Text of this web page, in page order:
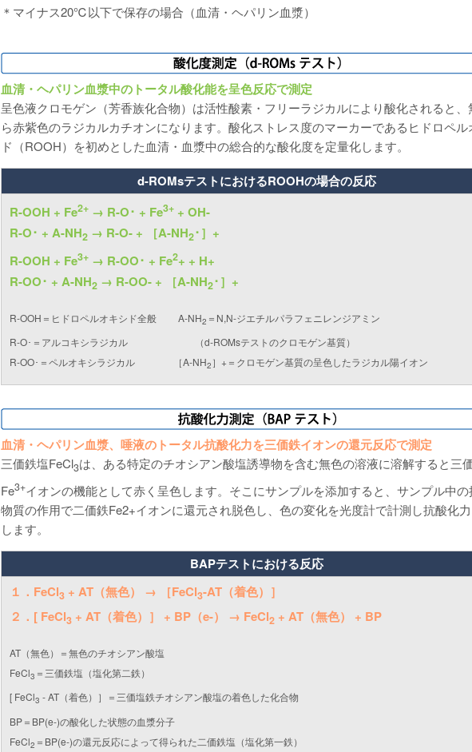
＊マイナス20℃以下で保存の場合（血清・ヘパリン血漿）
血清・ヘパリン血漿中のトータル酸化能を呈色反応で測定
呈色液クロモゲン（芳香族化合物）は活性酸素・フリーラジカルにより酸化されると、
ら赤紫色のラジカルカチオンになります。酸化ストレス度のマーカーであるヒドロペル
ド（ROOH）を初めとした血清・血漿中の総合的な酸化度を定量化します。
d-ROMsテストにおけるROOHの場合の反応
R-OOH + Fe2+ → R-O･ + Fe3+ + OH-
R-O･ + A-NH2 → R-O- + ［A-NH2･］+
R-OOH + Fe3+ → R-OO･ + Fe2+ + H+
R-OO･ + A-NH2 → R-OO- + ［A-NH2･］+
R-OOH＝ヒドロペルオキシド全般 A-NH2 ＝N,N-ジエチルパラフェニレンジアミン
R-O･＝アルコキシラジカル （d-ROMsテストのクロモゲン基質）
R-OO･＝ペルオキシラジカル ［A-NH2 ］+＝クロモゲン基質の呈色したラジカル陽イオン
血清・ヘパリン血漿、唾液のトータル抗酸化力を三価鉄イオンの還元反応で測定
三価鉄塩FeCl3は、ある特定のチオシアン酸塩誘導物を含む無色の溶液に溶解すると三
Fe3+イオンの機能として赤く呈色します。そこにサンプルを添加すると、サンプル中
物質の作用で二価鉄Fe2+イオンに還元され脱色し、色の変化を光度計で計測し抗酸化
します。
BAPテストにおける反応
１．FeCl3 + AT（無色） → ［FeCl3-AT（着色）］
２．[ FeCl3 + AT（着色）］ + BP（e-） → FeCl2 + AT（無色） + BP
AT（無色）＝無色のチオシアン酸塩
FeCl3 ＝三価鉄塩（塩化第二鉄）
[ FeCl3 - AT（着色）］＝三価塩鉄チオシアン酸塩の着色した化合物
BP＝BP(e-)の酸化した状態の血漿分子
FeCl2 ＝BP(e-)の還元反応によって得られた二価鉄塩（塩化第一鉄）